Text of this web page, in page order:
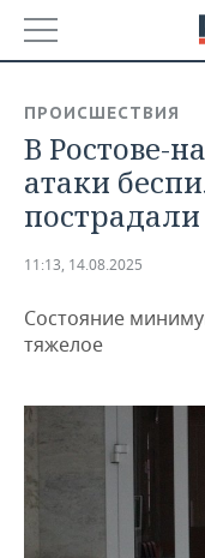
БАШКОРТОСТАН
ТАТАРСТАН
НОВОСТИ
АНАЛИТИКА
ДЕКЛАРАЦИИ О
ВУЗЫ ТАТАРСТАНА
КОМУ
ТОРГОВЫЕ ЦЕНТРЫ
ТАТАРСТАНА
НОВОСТИ
БАНКИ
БЮДЖЕТ
ИНВЕСТИЦИИ
ПРОМЫШЛЕННОСТЬ
АГРОПРОМ
МАШИНОСТРОЕНИЕ
НЕФТЕХИМИЯ
НОВОСТИ
АВТО
НОВОСТИ АВТО
БИЗНЕС
НОВОСТИ БИЗНЕСА
ТЕХНОЛОГИИ
ПРОИСШЕСТВИЯ
В Ростове-
атаки
11:13, 14.08.2025
Состояние
тяжелое